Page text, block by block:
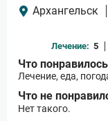
Архангельск
Лечение: 5
Что
Лечение, еда,
Что не
Нет такого.